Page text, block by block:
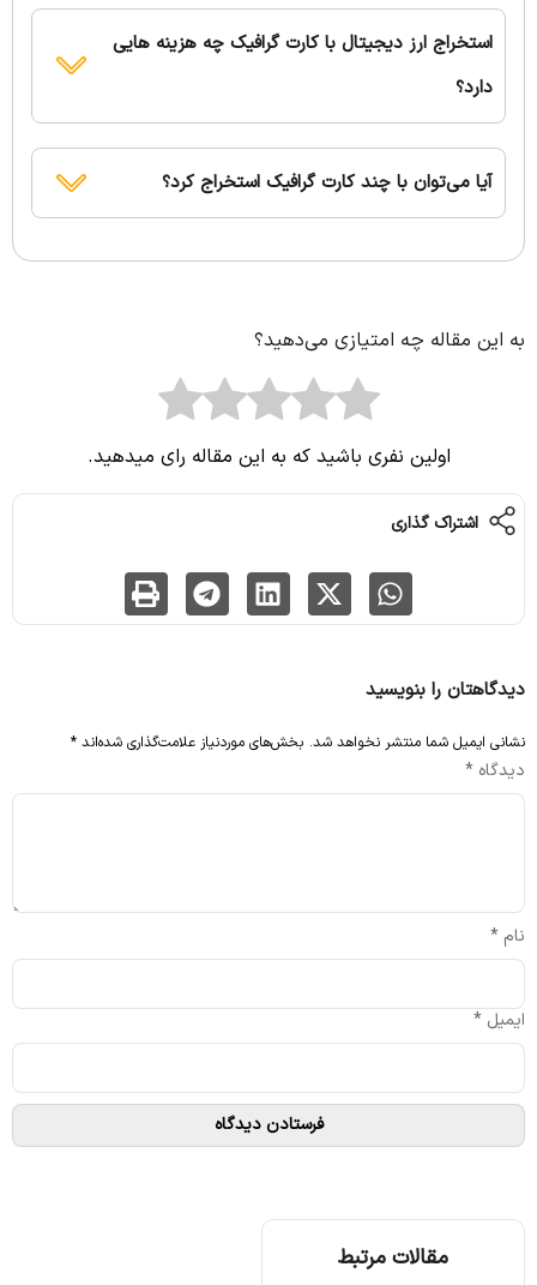
استخراج ارز دیجیتال با کارت گرافیک چه هزینه هایی
دارد؟
آیا می‌توان با چند کارت گرافیک استخراج کرد؟
به این مقاله چه امتیازی می‌دهید؟
اولین نفری باشید که به این مقاله رای میدهید.
اشتراک گذاری
دیدگاهتان را بنویسید
نشانی ایمیل شما منتشر نخواهد شد. بخش‌های موردنیاز علامت‌گذاری شده‌اند *
دیدگاه *
نام *
ایمیل *
مقالات مرتبط